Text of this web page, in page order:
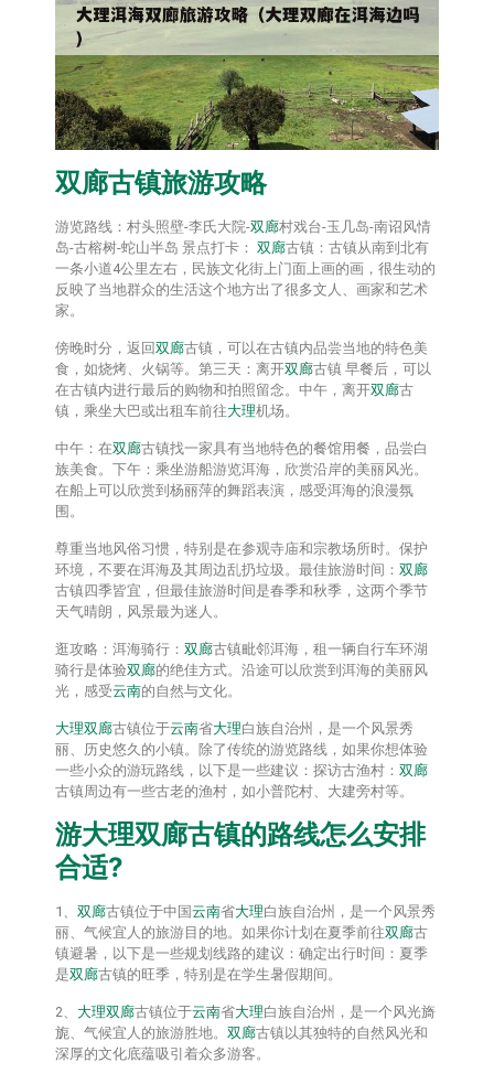
双廊古镇旅游攻略
游览路线：村头照壁-李氏大院-双廊村戏台-玉几岛-南诏风情
岛-古榕树-蛇山半岛 景点打卡： 双廊古镇：古镇从南到北有
一条小道4公里左右，民族文化街上门面上画的画，很生动的
反映了当地群众的生活这个地方出了很多文人、画家和艺术
家。
傍晚时分，返回双廊古镇，可以在古镇内品尝当地的特色美
食，如烧烤、火锅等。第三天：离开双廊古镇 早餐后，可以
在古镇内进行最后的购物和拍照留念。中午，离开双廊古
镇，乘坐大巴或出租车前往大理机场。
中午：在双廊古镇找一家具有当地特色的餐馆用餐，品尝白
族美食。下午：乘坐游船游览洱海，欣赏沿岸的美丽风光。
在船上可以欣赏到杨丽萍的舞蹈表演，感受洱海的浪漫氛
围。
尊重当地风俗习惯，特别是在参观寺庙和宗教场所时。保护
环境，不要在洱海及其周边乱扔垃圾。最佳旅游时间： 双廊
古镇四季皆宜，但最佳旅游时间是春季和秋季，这两个季节
天气晴朗，风景最为迷人。
逛攻略：洱海骑行： 双廊古镇毗邻洱海，租一辆自行车环湖
骑行是体验双廊的绝佳方式。沿途可以欣赏到洱海的美丽风
光，感受云南的自然与文化。
大理双廊古镇位于云南省大理白族自治州，是一个风景秀
丽、历史悠久的小镇。除了传统的游览路线，如果你想体验
一些小众的游玩路线，以下是一些建议：探访古渔村： 双廊
古镇周边有一些古老的渔村，如小普陀村、大建旁村等。
游大理双廊古镇的路线怎么安排
合适?
1、 双廊古镇位于中国云南省大理白族自治州，是一个风景秀
丽、气候宜人的旅游目的地。如果你计划在夏季前往双廊古
镇避暑，以下是一些规划线路的建议：确定出行时间：夏季
是双廊古镇的旺季，特别是在学生暑假期间。
2、 大理双廊古镇位于云南省大理白族自治州，是一个风光旖
旎、气候宜人的旅游胜地。 双廊古镇以其独特的自然风光和
深厚的文化底蕴吸引着众多游客。